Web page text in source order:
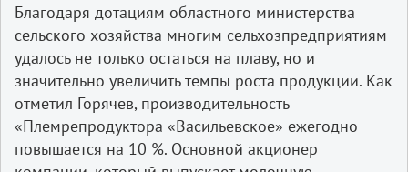
Благодаря дотациям областного министерства
сельского хозяйства многим сельхозпредприятиям
удалось не только остаться на плаву, но и
значительно увеличить темпы роста продукции. Как
отметил Горячев, производительность
«Племрепродуктора «Васильевское» ежегодно
повышается на 10 %. Основной акционер